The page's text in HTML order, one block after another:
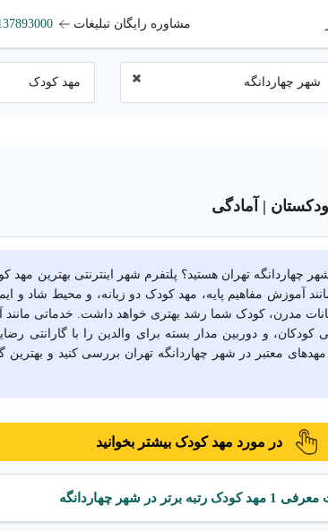
مشاوره رایگان تبلیغات
شهر چهاردانگه مهد کودک
| آمادگی
چهاردانگه تهران هستید؟ پلتفرم شهر اینترنتی بهترین مهد
مانند آموزش مفاهیم پایه، مهد کودک دو زبانه، و محیط شاد و
مدرن، کودک شما رشد بهتری خواهد داشت. خدماتی
و دوربین مدار بسته برای والدین را با گارانتی
معتبر در شهر چهاردانگه تهران بررسی کنید و بهترین
تهران
تهران مهد کودک دو زبانه در شهر چهاردانگه
در مورد مهد کودک بیشتر بخوانید
رتبه برتر در شهر چهاردانگه